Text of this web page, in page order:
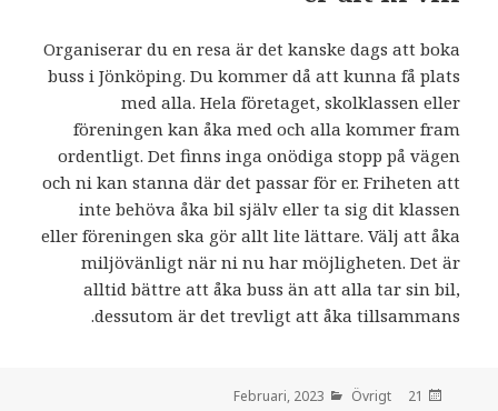
Organiserar du en resa är det kanske dags att boka
buss i Jönköping. Du kommer då att kunna få plats
med alla. Hela företaget, skolklassen eller
föreningen kan åka med och alla kommer fram
ordentligt. Det finns inga onödiga stopp på vägen
och ni kan stanna där det passar för er. Friheten att
inte behöva åka bil själv eller ta sig dit klassen
eller föreningen ska gör allt lite lättare. Välj att åka
miljövänligt när ni nu har möjligheten. Det är
alltid bättre att åka buss än att alla tar sin bil,
dessutom är det trevligt att åka tillsammans.
den
21 Februari, 2023
Övrigt